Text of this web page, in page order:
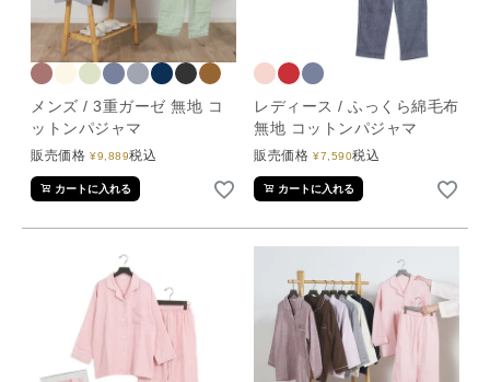
メンズ / 3重ガーゼ 無地 コ
ットンパジャマ
販売価格 ¥9,889税込
カートに入れる
レディース / ふっくら綿毛布
無地 コットンパジャマ
販売価格 ¥7,590税込
カートに入れる